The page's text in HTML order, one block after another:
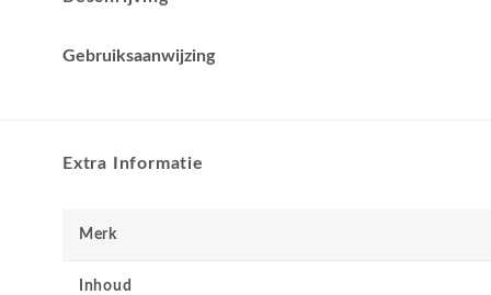
Gebruiksaanwijzing
Extra Informatie
Merk
Inhoud